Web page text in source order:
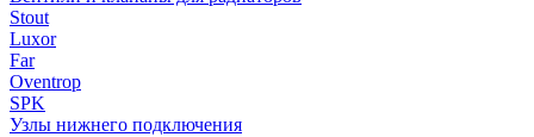
Stout
Luxor
Far
Oventrop
SPK
Узлы нижнего подключения